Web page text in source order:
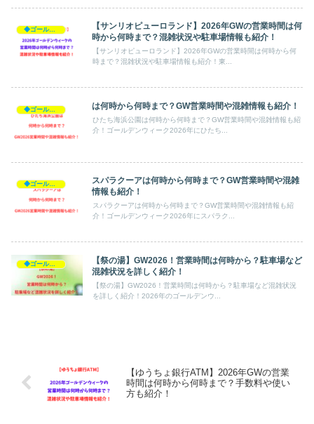
◆ゴールデンウィーク2026
【サンリオピューロランド】2026年GWの営業時間は何
時から何時まで？混雑状況や駐車場情報も紹介！
【サンリオピューロランド】2026年GWの営業時間は何時から何
時まで？混雑状況や駐車場情報も紹介！東...
◆ゴールデンウィーク2026 は何時から何時まで？GW営業時間や混雑情報も紹介！
ひたち海浜公園は何時から何時まで？GW営業時間や混雑情報も紹
介！ゴールデンウィーク2026年にひたち...
◆ゴールデンウィーク2026
スパラクーアは何時から何時まで？GW営業時間や混雑
情報も紹介！
スパラクーアは何時から何時まで？GW営業時間や混雑情報も紹
介！ゴールデンウィーク2026年にスパラク...
◆ゴールデンウィーク2026
【祭の湯】GW2026！営業時間は何時から？駐車場など
混雑状況を詳しく紹介！
【祭の湯】GW2026！営業時間は何時から？駐車場など混雑状況
を詳しく紹介！2026年のゴールデンウ...
【ゆうちょ銀行ATM】2026年GWの営業
時間は何時から何時まで？手数料や使い
方も紹介！